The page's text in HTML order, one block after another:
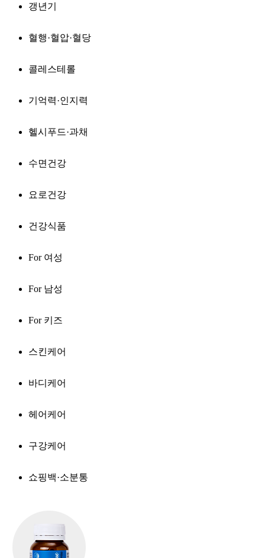
갱년기
혈행·혈압·혈당
콜레스테롤
기억력·인지력
헬시푸드·과채
수면건강
요로건강
건강식품
For 여성
For 남성
For 키즈
스킨케어
바디케어
헤어케어
구강케어
쇼핑백·소분통